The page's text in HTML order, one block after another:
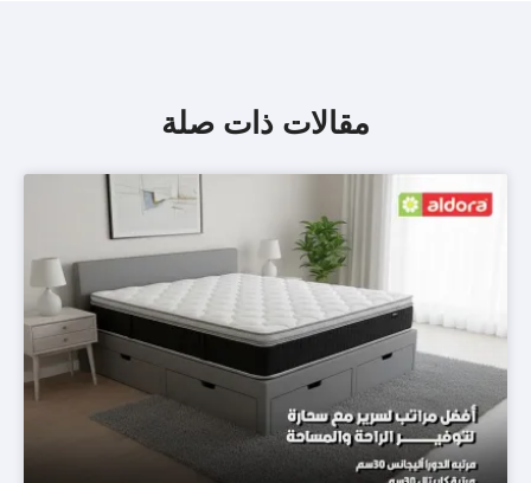
مقالات ذات صلة